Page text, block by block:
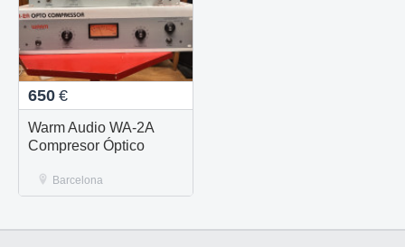
650 €
Warm Audio WA-2A
Compresor Óptico
Barcelona